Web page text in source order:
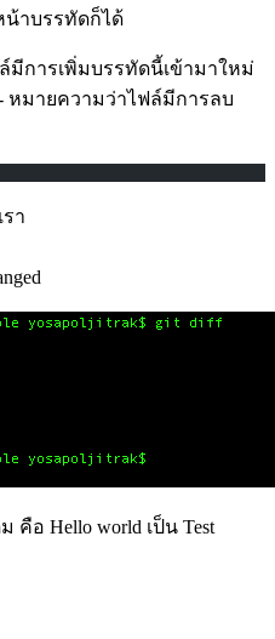
น้าบรรทัดก็ได้
มีการเพิ่มบรรทัดนี้เข้ามาใหม่
หมายความว่าไฟล์มีการลบ
า
คือ Hello world เป็น Test